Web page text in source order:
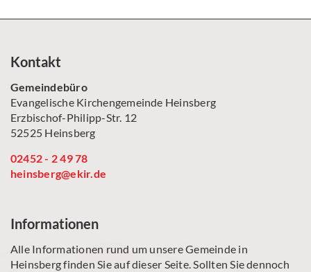
Kontakt
Gemeindebüro
Evangelische Kirchengemeinde Heinsberg
Erzbischof-Philipp-Str. 12
52525 Heinsberg
02452 - 2 49 78
heinsberg@ekir.de
Informationen
Alle Informationen rund um unsere Gemeinde in
Heinsberg finden Sie auf dieser Seite. Sollten Sie dennoch